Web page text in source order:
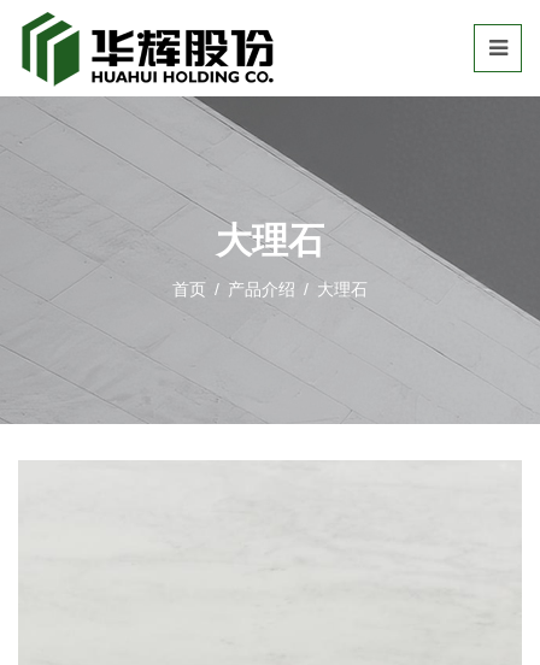
大理石
首页 / 产品介绍 / 大理石